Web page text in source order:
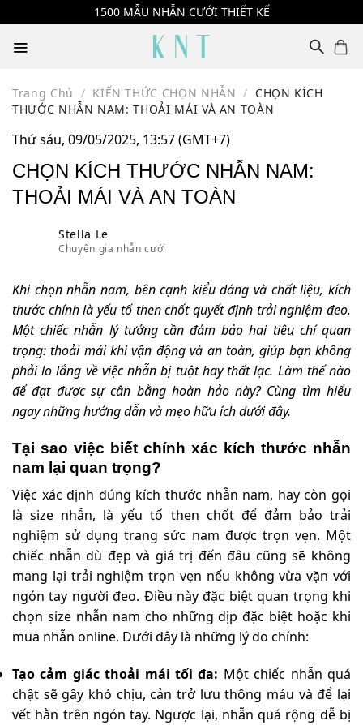
to
content
1500 MẪU NHẪN CƯỚI THIẾT KẾ
Trang Chủ / KIẾN THỨC CHỌN NHẪN / CHỌN KÍCH
THƯỚC NHẪN NAM: THOẢI MÁI VÀ AN TOÀN
Thứ sáu, 09/05/2025, 13:57 (GMT+7)
CHỌN KÍCH THƯỚC NHẪN NAM:
THOẢI MÁI VÀ AN TOÀN
Stella Le
Chuyên gia nhẫn cưới
Khi chọn nhẫn nam, bên cạnh kiểu dáng và chất liệu, kích
thước chính là yếu tố then chốt quyết định trải nghiệm đeo.
Một chiếc nhẫn lý tưởng cần đảm bảo hai tiêu chí quan
trọng: thoải mái khi vận động và an toàn, giúp bạn không
phải lo lắng về việc nhẫn bị tuột hay thất lạc. Làm thế nào
để đạt được sự cân bằng hoàn hảo này? Cùng tìm hiểu
ngay những hướng dẫn và mẹo hữu ích dưới đây.
Tại sao việc biết chính xác kích thước nhẫn
nam lại quan trọng?
Việc xác định đúng kích thước nhẫn nam, hay còn gọi
là size nhẫn, là yếu tố then chốt để đảm bảo trải
nghiệm sử dụng trang sức nam được trọn vẹn. Một
chiếc nhẫn dù đẹp và giá trị đến đâu cũng sẽ không
mang lại trải nghiệm trọn vẹn nếu không vừa vặn với
ngón tay người đeo. Điều này đặc biệt quan trọng khi
chọn size nhẫn nam cho những dịp đặc biệt hoặc khi
mua nhẫn online. Dưới đây là những lý do chính:
Tạo cảm giác thoải mái tối đa: Một chiếc nhẫn quá
chật sẽ gây khó chịu, cản trở lưu thông máu và để lại
vết hằn trên ngón tay. Ngược lại, nhẫn quá rộng dễ bị